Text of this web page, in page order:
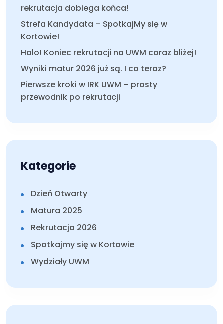
rekrutacja dobiega końca!
Strefa Kandydata – SpotkajMy się w
Kortowie!
Halo! Koniec rekrutacji na UWM coraz bliżej!
Wyniki matur 2026 już są. I co teraz?
Pierwsze kroki w IRK UWM – prosty
przewodnik po rekrutacji
Kategorie
Dzień Otwarty
Matura 2025
Rekrutacja 2026
Spotkajmy się w Kortowie
Wydziały UWM